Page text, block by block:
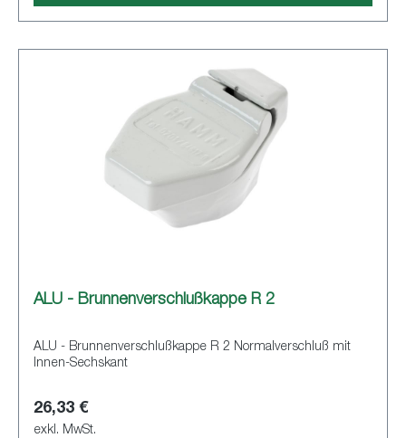
ALU - Brunnenverschlußkappe R 2
ALU - Brunnenverschlußkappe R 2 Normalverschluß mit
Innen-Sechskant
26,33 €
exkl. MwSt.